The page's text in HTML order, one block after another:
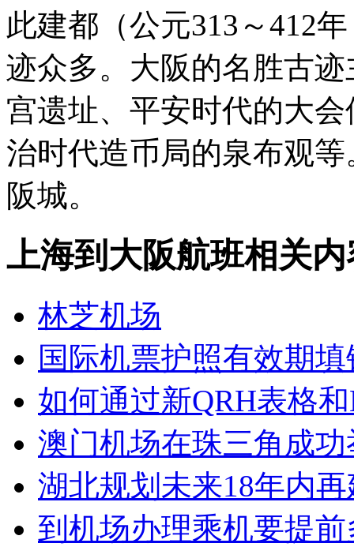
此建都（公元313～412
迹众多。大阪的名胜古
宫遗址、平安时代的大
治时代造币局的泉布观
阪城。
上海到大阪航班相关内
林芝机场
国际机票护照有效期填
如何通过新QRH表格
澳门机场在珠三角成
湖北规划未来18年内
到机场办理乘机要提前